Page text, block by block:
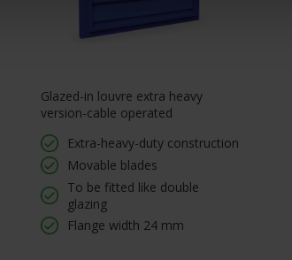
Glazed-in louvre extra heavy
version-cable operated
Extra-heavy-duty construction
Movable blades
To be fitted like double
glazing
Flange width 24 mm